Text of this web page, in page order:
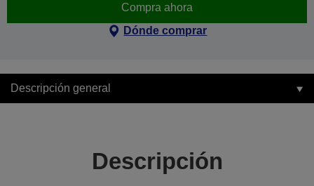
Compra ahora
Dónde comprar
Descripción general
Descripción